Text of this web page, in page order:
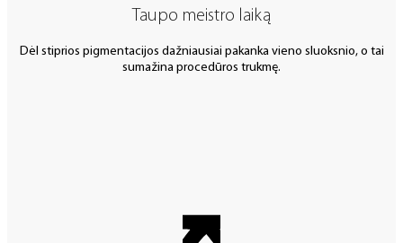
Taupo meistro laiką
Dėl stiprios pigmentacijos dažniausiai pakanka vieno sluoksnio, o tai
sumažina procedūros trukmę.